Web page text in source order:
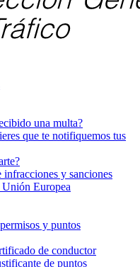
una multa?
que te notifiquemos tus
infracciones y sanciones
Europea
y puntos
de conductor
de puntos